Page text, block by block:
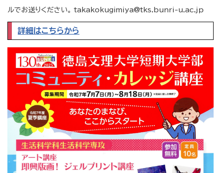
ルでお送りください。 takakokugimiya@tks.bunri-u.ac.jp
詳細はこちらから